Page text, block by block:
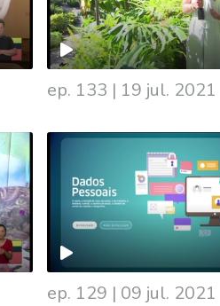
ep. 133 | 19 jul. 2021
ep. 129 | 09 jul. 2021